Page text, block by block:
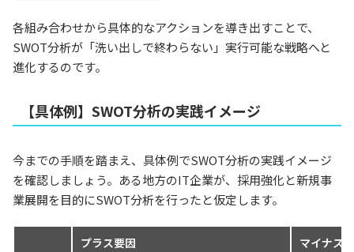
各組み合わせから具体的なアクションを導き出すことで、
SWOT分析が「洗い出しで終わらない」実行可能な戦略へと
進化するのです。
【具体例】SWOT分析の実践イメージ
今までの手順を踏まえ、具体例でSWOT分析の実践イメージ
を確認しましょう。ある地方のIT企業が、採用強化と新規事
業展開を目的にSWOT分析を行ったと仮定します。
プラス要因 マイナス